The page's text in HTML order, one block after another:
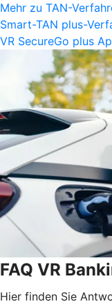
Mehr zu TAN-
Smart-TAN plus-
VR SecureGo plus
FAQ VR
Hier finden Sie